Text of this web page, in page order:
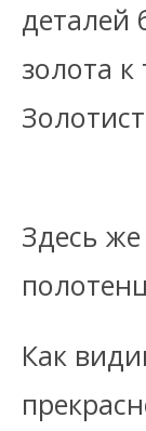
деталей
золота
Здесь
Как